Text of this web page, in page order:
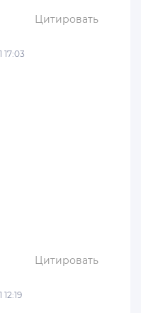
Цитировать
17:03
Цитировать